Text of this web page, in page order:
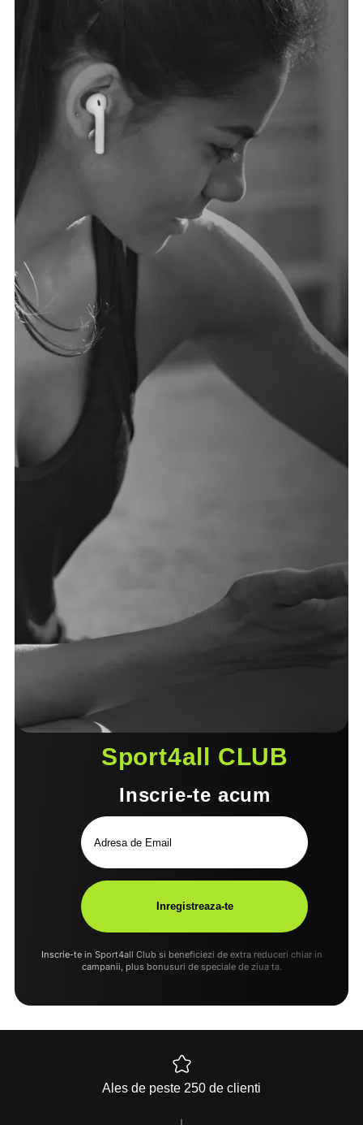
Sport4all CLUB
Inscrie-te acum
Inscrie-te in Sport4all Club si beneficiezi de extra reduceri chiar in
campanii, plus bonusuri de speciale de ziua ta.
Ales de peste 250 de clienti